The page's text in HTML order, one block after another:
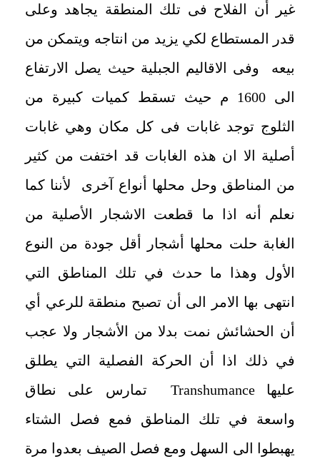
غير أن الفلاح فى تلك المنطقة يجاهد وعلى
قدر المستطاع لكي يزيد من انتاجه ويتمكن من
بيعه وفى الاقاليم الجبلية حيث يصل الارتفاع
الى 1600 م حيث تسقط كميات كبيرة من
الثلوج توجد غابات فى كل مكان وهي غابات
أصلية الا ان هذه الغابات قد اختفت من كثير
من المناطق وحل محلها أنواع آخری
لأننا كما
نعلم أنه اذا ما قطعت الاشجار الأصلية من
الغابة حلت محلها أشجار أقل جودة من النوع
الأول وهذا ما حدث في تلك المناطق التي
انتهى بها الامر الى أن تصبح منطقة للرعي أي
أن الحشائش نمت بدلا من الأشجار ولا عجب
في ذلك اذا أن الحركة الفصلية التي يطلق
عليها Transhumance
تمارس على نطاق
واسعة في تلك المناطق فمع فصل الشتاء
يهبطوا الى السهل ومع فصل الصيف بعدوا مرة